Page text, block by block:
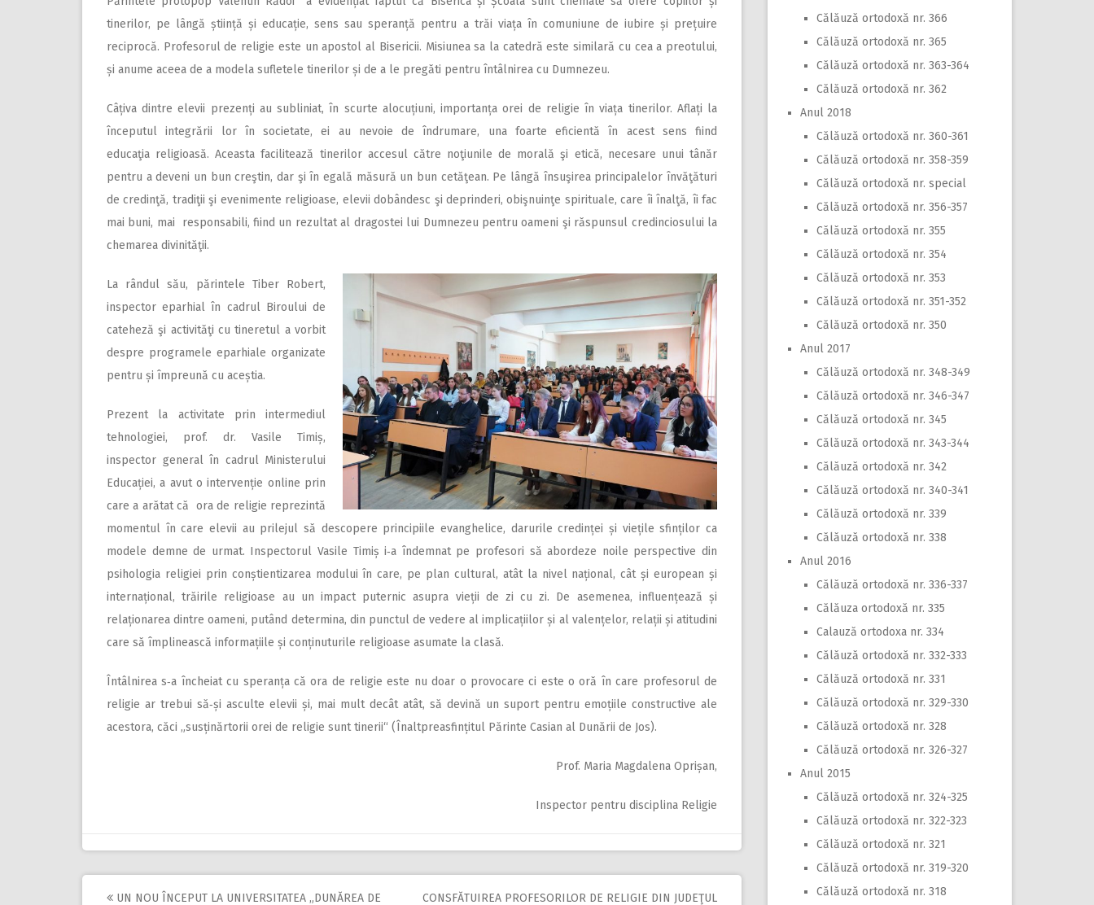
tinerilor, pe lângă știință și educație, sens sau speranță pentru a trăi viața în comuniune de iubire și prețuire
reciprocă. Profesorul de religie este un apostol al Bisericii. Misiunea sa la catedră este similară cu cea a preotului,
și anume aceea de a modela sufletele tinerilor și de a le pregăti pentru întâlnirea cu Dumnezeu.
Câțiva dintre elevii prezenți au subliniat, în scurte alocuțiuni, importanța orei de religie în viața tinerilor. Aflați la
începutul integrării lor în societate, ei au nevoie de îndrumare, una foarte eficientă în acest sens fiind
educaţia religioasă. Aceasta facilitează tinerilor accesul către noţiunile de morală şi etică, necesare unui tânăr
pentru a deveni un bun creştin, dar şi în egală măsură un bun cetăţean. Pe lângă însuşirea principalelor învăţături
de credinţă, tradiţii şi evenimente religioase, elevii dobândesc şi deprinderi, obişnuinţe spirituale, care îi înalţă, îi fac
mai buni, mai responsabili, fiind un rezultat al dragostei lui Dumnezeu pentru oameni şi răspunsul credinciosului la
chemarea divinităţii.
La rândul său, părintele Tiber Robert,
inspector eparhial în cadrul Biroului de
cateheză şi activităţi cu tineretul a vorbit
despre programele eparhiale organizate
pentru și împreună cu aceștia.
Prezent la activitate prin intermediul
tehnologiei, prof. dr. Vasile Timiș,
inspector general în cadrul Ministerului
Educației, a avut o intervenție online prin
care a arătat că ora de religie reprezintă
momentul în care elevii au prilejul să descopere principiile evanghelice, darurile credinței și viețile sfinților ca
modele demne de urmat. Inspectorul Vasile Timiș i‑a îndemnat pe profesori să abordeze noile perspective din
psihologia religiei prin conștientizarea modului în care, pe plan cultural, atât la nivel național, cât și european și
internațional, trăirile religioase au un impact puternic asupra vieții de zi cu zi. De asemenea, influențează și
relaționarea dintre oameni, putând determina, din punctul de vedere al implicațiilor și al valențelor, relații și atitudini
care să împlinească informațiile și conținuturile religioase asumate la clasă.
Întâlnirea s‑a încheiat cu spe­ranța că ora de religie este nu doar o provocare ci este o oră în care profesorul de
religie ar trebui să‑și asculte elevii și, mai mult decât atât, să devină un suport pentru emoțiile constructive ale
acestora, căci „susținărtorii orei de religie sunt tinerii“ (Înalt­­preasfințitul Pă­rinte Casian al Dunării de Jos).
Prof. Maria Magdalena Oprișan,
Inspector pentru disciplina Religie
UN NOU ÎNCEPUT LA UNIVERSITATEA „DUNĂREA DE
CONSFĂTUIREA PROFESORILOR DE RELIGIE DIN JUDEŢUL
Călăuză ortodoxă nr. 366
Călăuză ortodoxă nr. 365
Călăuză ortodoxă nr. 363-364
Călăuză ortodoxă nr. 362
Anul 2018
Călăuză ortodoxă nr. 360-361
Călăuză ortodoxă nr. 358-359
Călăuză ortodoxă nr. special
Călăuză ortodoxă nr. 356-357
Călăuză ortodoxă nr. 355
Călăuză ortodoxă nr. 354
Călăuză ortodoxă nr. 353
Călăuză ortodoxă nr. 351-352
Călăuză ortodoxă nr. 350
Anul 2017
Călăuză ortodoxă nr. 348-349
Călăuză ortodoxă nr. 346-347
Călăuză ortodoxă nr. 345
Călăuză ortodoxă nr. 343-344
Călăuză ortodoxă nr. 342
Călăuză ortodoxă nr. 340-341
Călăuză ortodoxă nr. 339
Călăuză ortodoxă nr. 338
Anul 2016
Călăuză ortodoxă nr. 336-337
Călăuza ortodoxă nr. 335
Calauză ortodoxa nr. 334
Călăuză ortodoxă nr. 332-333
Călăuză ortodoxă nr. 331
Călăuză ortodoxă nr. 329-330
Călăuză ortodoxă nr. 328
Călăuză ortodoxă nr. 326-327
Anul 2015
Călăuză ortodoxă nr. 324-325
Călăuză ortodoxă nr. 322-323
Călăuză ortodoxă nr. 321
Călăuză ortodoxă nr. 319-320
Călăuză ortodoxă nr. 318